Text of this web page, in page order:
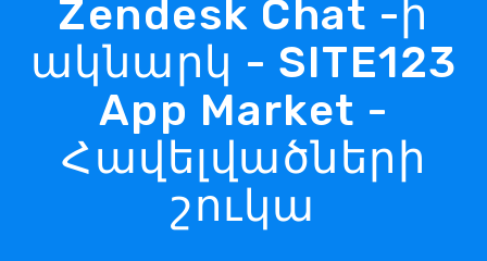
Zendesk Chat -ի
ակնարկ - SITE123
App Market -
Հավելվածների
շուկա